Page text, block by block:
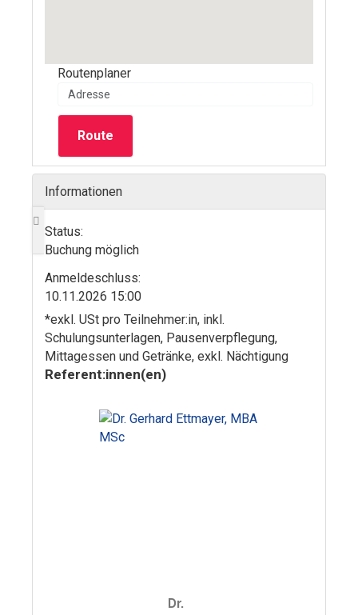
Routenplaner
Route
Informationen
Status:
Buchung möglich
Anmelde­schluss:
10.11.2026 15:00
*exkl. USt pro Teilnehmer:in, inkl.
Schulungsunterlagen, Pausenverpflegung,
Mittagessen und Getränke, exkl. Nächtigung
Referent:innen(en)
Dr.